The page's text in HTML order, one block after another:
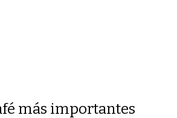
más importantes